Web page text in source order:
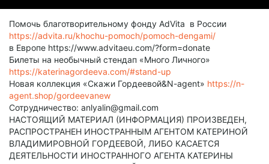
Помочь благотворительному фонду AdVita в России
https://advita.ru/khochu-pomoch/pomoch-dengami/
в Европе https://www.advitaeu.com/?form=donate
Билеты на необычный стендап «Много Личного»
https://katerinagordeeva.com/#stand-up
Новая коллекция «Скажи Гордеевой&N-agent» https://n-
agent.shop/gordeevanew
Сотрудничество: anlyalin@gmail.com
НАСТОЯЩИЙ МАТЕРИАЛ (ИНФОРМАЦИЯ) ПРОИЗВЕДЕН,
РАСПРОСТРАНЕН ИНОСТРАННЫМ АГЕНТОМ КАТЕРИНОЙ
ВЛАДИМИРОВНОЙ ГОРДЕЕВОЙ, ЛИБО КАСАЕТСЯ
ДЕЯТЕЛЬНОСТИ ИНОСТРАННОГО АГЕНТА КАТЕРИНЫ